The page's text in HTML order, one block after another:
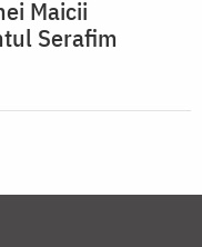
Maicii
Serafim